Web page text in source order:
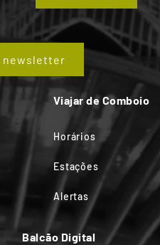
newsletter
Viajar de Comboio
Horários
Estações
Alertas
Balcão Digital